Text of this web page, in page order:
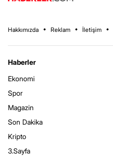
Hakkımızda Reklam İletişim
Haberler
Ekonomi
Spor
Magazin
Son Dakika
Kripto
3.Sayfa